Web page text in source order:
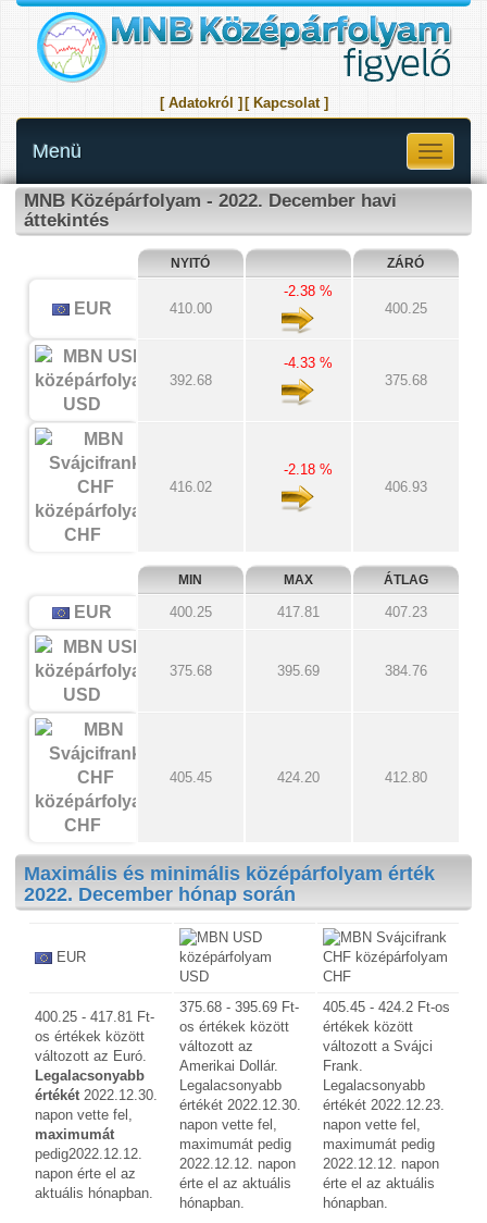
[ Adatokról ] [ Kapcsolat ]
Toggle
Menü
MNB Középárfolyam - 2022. December havi
áttekintés
NYITÓ ZÁRÓ
EUR 410.00
-2.38 %
400.25
USD
392.68
-4.33 %
375.68
CHF
416.02
-2.18 %
406.93
MIN MAX ÁTLAG
EUR 400.25 417.81 407.23
USD
375.68 395.69 384.76
CHF
405.45 424.20 412.80
Maximális és minimális középárfolyam érték
2022. December hónap során
EUR
USD
CHF
400.25 - 417.81 Ft-
os értékek között
változott az Euró.
Legalacsonyabb
értékét2022.12.30.
napon vette fel,
maximumát
pedig2022.12.12.
napon érte el az
aktuális hónapban.
375.68 - 395.69 Ft-
os értékek között
változott az
Amerikai Dollár.
Legalacsonyabb
értékét 2022.12.30.
napon vette fel,
maximumát pedig
2022.12.12. napon
érte el az aktuális
hónapban.
405.45 - 424.2 Ft-os
értékek között
változott a Svájci
Frank.
Legalacsonyabb
értékét 2022.12.23.
napon vette fel,
maximumát pedig
2022.12.12. napon
érte el az aktuális
hónapban.